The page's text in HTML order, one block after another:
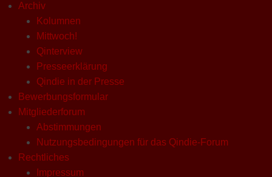
Archiv
Kolumnen
Mittwoch!
Qinterview
Presseerklärung
Qindie in der Presse
Bewerbungsformular
Mitgliederforum
Abstimmungen
Nutzungsbedingungen für das Qindie-Forum
Rechtliches
Impressum